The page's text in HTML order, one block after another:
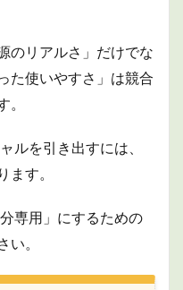
のリアルさ」だけでな
た使いやすさ」は競合
。
ルを引き出すには、
ます。
専用」にするための
い。